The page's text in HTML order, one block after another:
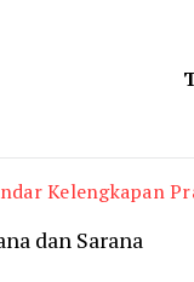
Kelengkapan